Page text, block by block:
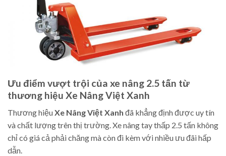
Ưu điểm vượt trội của xe nâng 2.5 tấn từ
thương hiệu Xe Nâng Việt Xanh
Thương hiệuXe Nâng Việt Xanh đã khẳng định được uy tín
và chất lượng trên thị trường. Xe nâng tay thấp 2.5 tấn không
chỉ có giá cả phải chăng mà còn đi kèm với nhiều ưu đãi hấp
dẫn.